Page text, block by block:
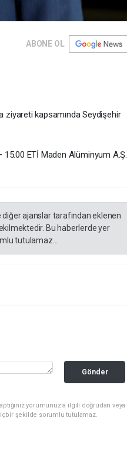
ABONE OL
ziyareti kapsamında Seydişehir
15.00 ETİ Maden Alüminyum A.Ş.
diğer ajanslar tarafından eklenen
Bu haberlerde yer
tutulamaz...
Gönder
yorumunuzla ilgili doğrudan veya
şekilde sorumlu tutulamaz.